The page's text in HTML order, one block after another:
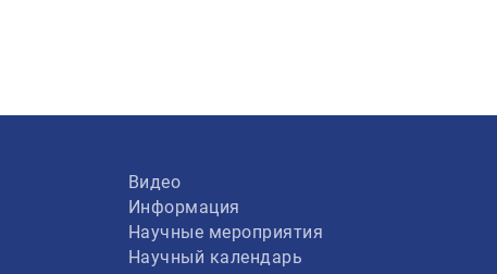
Видео
Информация
Научные мероприятия
Научный календарь